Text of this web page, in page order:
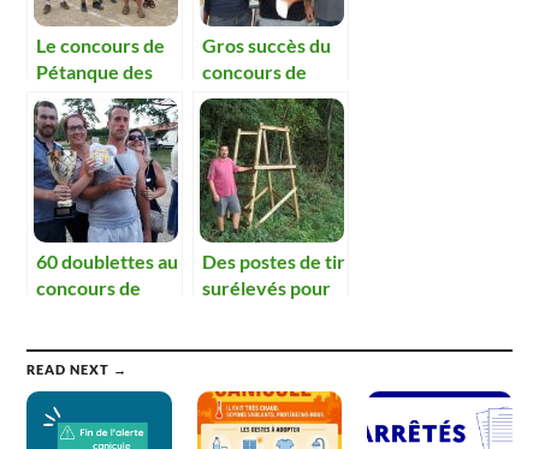
Le concours de
Pétanque des
chasseurs et du
fleurissement en
baisse de
fréquentation.
Gros succès du
concours de
pétanque du
fleurissement et
des chasseurs
60 doublettes au
concours de
des chasseurs
Des postes de tir
surélevés pour
READ NEXT →